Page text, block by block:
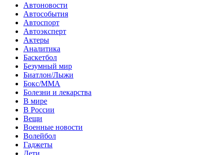
Автоновости
Автособытия
Автоспорт
Автоэксперт
Актеры
Аналитика
Баскетбол
Безумный мир
Биатлон/Лыжи
Бокс/MMA
Болезни и лекарства
В мире
В России
Вещи
Военные новости
Волейбол
Гаджеты
Дети